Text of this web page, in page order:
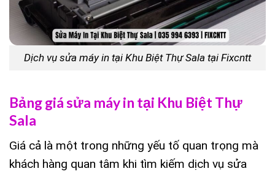
Dịch vụ sửa máy in tại Khu Biệt Thự Sala tại Fixcntt
Bảng giá sửa máy in tại Khu Biệt Thự
Sala
Giá cả là một trong những yếu tố quan trọng mà
khách hàng quan tâm khi tìm kiếm dịch vụ sửa